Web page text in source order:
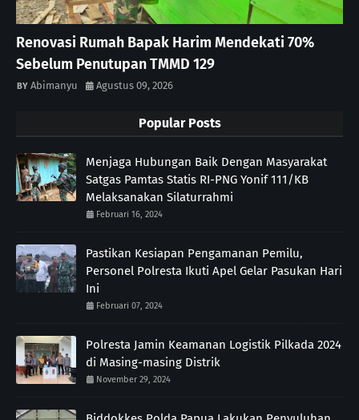
Renovasi Rumah Bapak Harim Mendekati 70%
Sebelum Penutupan TMMD 129
Abimanyu Agustus 09, 2026
Popular Posts
Menjaga Hubungan Baik Dengan Masyarakat
Satgas Pamtas Statis RI-PNG Yonif 111/KB
Melaksanakan Silaturrahmi
Februari 16, 2024
Pastikan Kesiapan Pengamanan Pemilu,
Personel Polresta Ikuti Apel Gelar Pasukan Hari
Ini
Februari 07, 2024
Polresta Jamin Keamanan Logistik Pilkada 2024
di Masing-masing Distrik
November 29, 2024